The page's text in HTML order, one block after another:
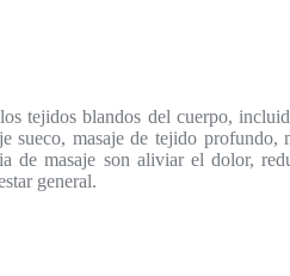
tejidos blandos del cuerpo,
sueco, masaje de tejido profundo,
de masaje son aliviar el dolor,
general.